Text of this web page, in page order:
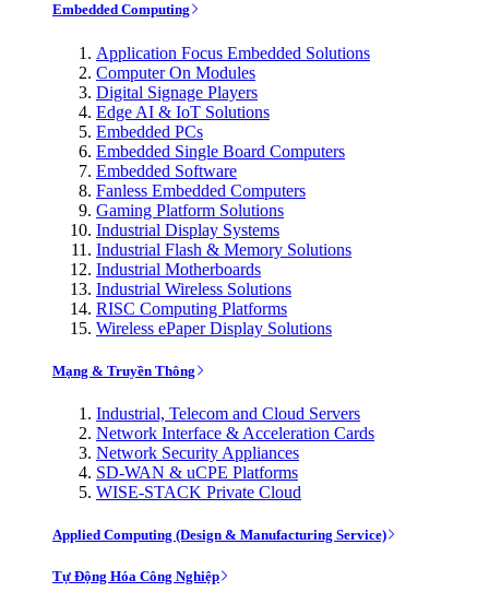
Embedded Computing
Application Focus Embedded Solutions
Computer On Modules
Digital Signage Players
Edge AI & IoT Solutions
Embedded PCs
Embedded Single Board Computers
Embedded Software
Fanless Embedded Computers
Gaming Platform Solutions
Industrial Display Systems
Industrial Flash & Memory Solutions
Industrial Motherboards
Industrial Wireless Solutions
RISC Computing Platforms
Wireless ePaper Display Solutions
Mạng & Truyền Thông
Industrial, Telecom and Cloud Servers
Network Interface & Acceleration Cards
Network Security Appliances
SD-WAN & uCPE Platforms
WISE-STACK Private Cloud
Applied Computing (Design & Manufacturing Service)
Tự Động Hóa Công Nghiệp